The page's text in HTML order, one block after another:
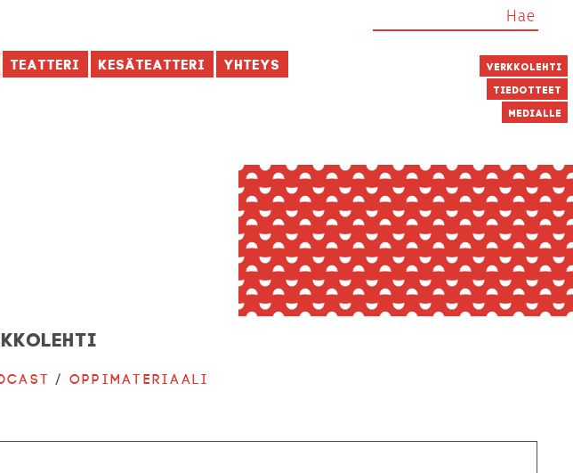
Teatteri Kesäteatteri Yhteys Verkkolehti
Tiedotteet
Medialle
/ Oppimateriaali